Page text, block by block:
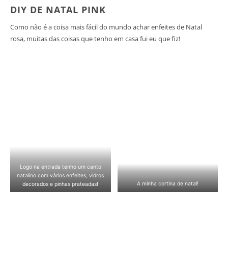
DIY DE NATAL PINK
Como não é a coisa mais fácil do mundo achar enfeites de Natal
rosa, muitas das coisas que tenho em casa fui eu que fiz!
Logo na entrada tenho um canto
natalino com vários enfeites, vidros
decorados e pinhas prateadas!
A minha cortina de natal!